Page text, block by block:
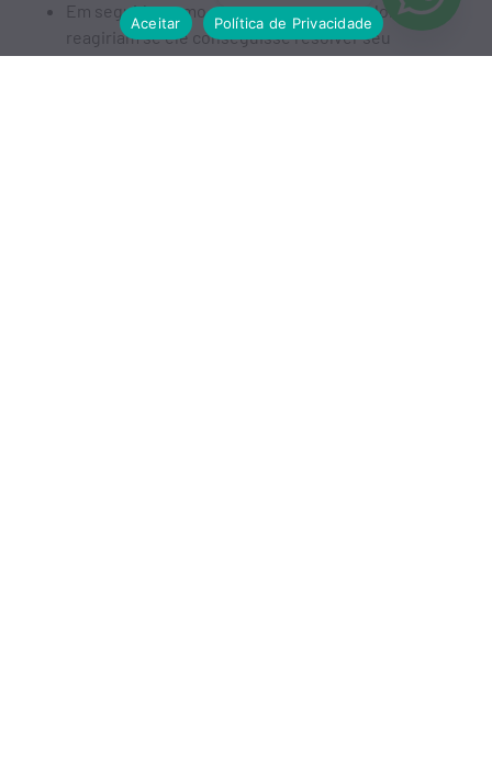
Em seguida, como as pessoas ao seu redor
reagiriam se ele conseguisse resolver seu
Aceitar
Política de Privacidade